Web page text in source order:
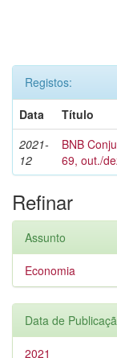
Registos:
Data
Título
2021-
12
BNB
69, out./
Refinar
Assunto
Economia
Data de
2021